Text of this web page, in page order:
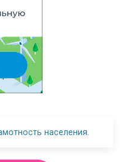
населения.